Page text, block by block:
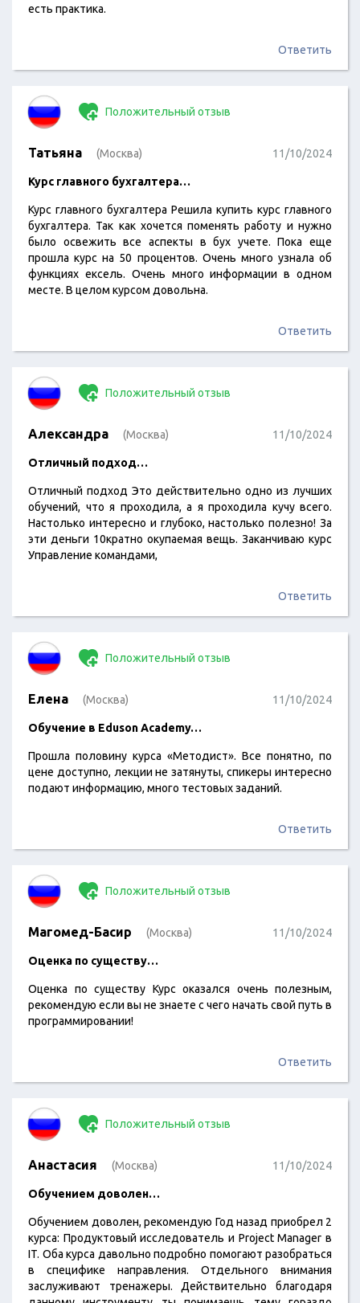
есть практика.
Ответить
Положительный отзыв
Татьяна (Москва) 11/10/2024
Курс главного бухгалтера…
Курс главного бухгалтера Решила купить курс главного
бухгалтера. Так как хочется поменять работу и нужно
было освежить все аспекты в бух учете. Пока еще
прошла курс на 50 процентов. Очень много узнала об
функциях ексель. Очень много информации в одном
месте. В целом курсом довольна.
Ответить
Положительный отзыв
Александра (Москва) 11/10/2024
Отличный подход…
Отличный подход Это действительно одно из лучших
обучений, что я проходила, а я проходила кучу всего.
Настолько интересно и глубоко, настолько полезно! За
эти деньги 10кратно окупаемая вещь. Заканчиваю курс
Управление командами,
Ответить
Положительный отзыв
Елена (Москва) 11/10/2024
Обучение в Eduson Academy…
Прошла половину курса «Методист». Все понятно, по
цене доступно, лекции не затянуты, спикеры интересно
подают информацию, много тестовых заданий.
Ответить
Положительный отзыв
Магомед-Басир (Москва) 11/10/2024
Оценка по существу…
Оценка по существу Курс оказался очень полезным,
рекомендую если вы не знаете с чего начать свой путь в
программировании!
Ответить
Положительный отзыв
Анастасия (Москва) 11/10/2024
Обучением доволен…
Обучением доволен, рекомендую Год назад приобрел 2
курса: Продуктовый исследователь и Project Manager в
IT. Оба курса давольно подробно помогают разобраться
в специфике направления. Отдельного внимания
заслуживают тренажеры. Действительно благодаря